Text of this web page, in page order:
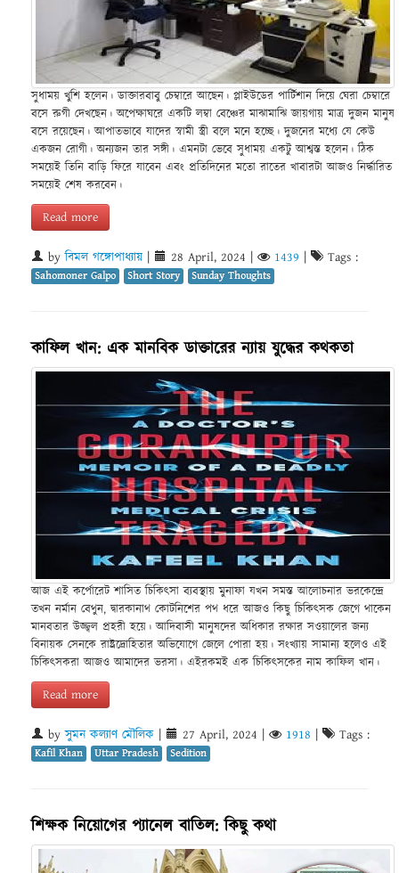
সুধাময় খুশি হলেন। ডাক্তারবাবু চেম্বারে আছেন। প্লাইউডের পার্টিশান দিয়ে ঘেরা চেম্বারে
বসে রুগী দেখছেন। অপেক্ষাঘরে একটি লম্বা বেঞ্চের মাঝামাঝি জায়গায় মাত্র দুজন মানুষ
বসে রয়েছেন। আপাতভাবে যাদের স্বামী স্ত্রী বলে মনে হচ্ছে। দুজনের মধ্যে যে কেউ
একজন রোগী। অন্যজন তার সঙ্গী। এমনটা ভেবে সুধাময় একটু আশ্বস্ত হলেন। ঠিক
সময়েই তিনি বাড়ি ফিরে যাবেন এবং প্রতিদিনের মতো রাতের খাবারটা আজও নির্দ্ধারিত
সময়েই শেষ করবেন।
Read more
byবিমল গঙ্গোপাধ্যায় 28 April, 2024 1439 Tags :
Sahomoner Galpo Short Story Sunday Thoughts
কাফিল খান: এক মানবিক ডাক্তারের ন্যায় যুদ্ধের কথকতা
আজ এই কর্পোরেট শাসিত চিকিৎসা ব্যবস্থায় মুনাফা যখন সমস্ত আলোচনার ভরকেন্দ্রে
তখন নর্মান বেথুন, দ্বারকানাথ কোটনিশের পথ ধরে আজও কিছু চিকিৎসক জেগে থাকেন
মানবতার উজ্জ্বল প্রহরী হয়ে। আদিবাসী মানুষদের অধিকার রক্ষার সওয়ালের জন্য
বিনায়ক সেনকে রাষ্ট্রদ্রোহিতার অভিযোগে জেলে পোরা হয়। সংখ্যায় সামান্য হলেও এই
চিকিৎসকরা আজও আমাদের ভরসা। এইরকমই এক চিকিৎসকের নাম কাফিল খান।
Read more
byসুমন কল্যাণ মৌলিক 27 April, 2024 1918 Tags :
Kafil Khan Uttar Pradesh Sedition
শিক্ষক নিয়োগের প্যানেল বাতিল: কিছু কথা